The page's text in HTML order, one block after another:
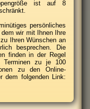
ist auf 8
persönliches
wir mit Ihnen Ihre
Ihren Wünschen an
besprechen. Die
finden in der Regel
Terminen zu je 100
zu den Online-
dem folgenden Link: